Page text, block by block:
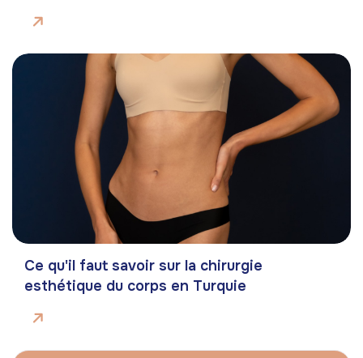
Ce qu'il faut savoir sur la chirurgie
esthétique du corps en Turquie